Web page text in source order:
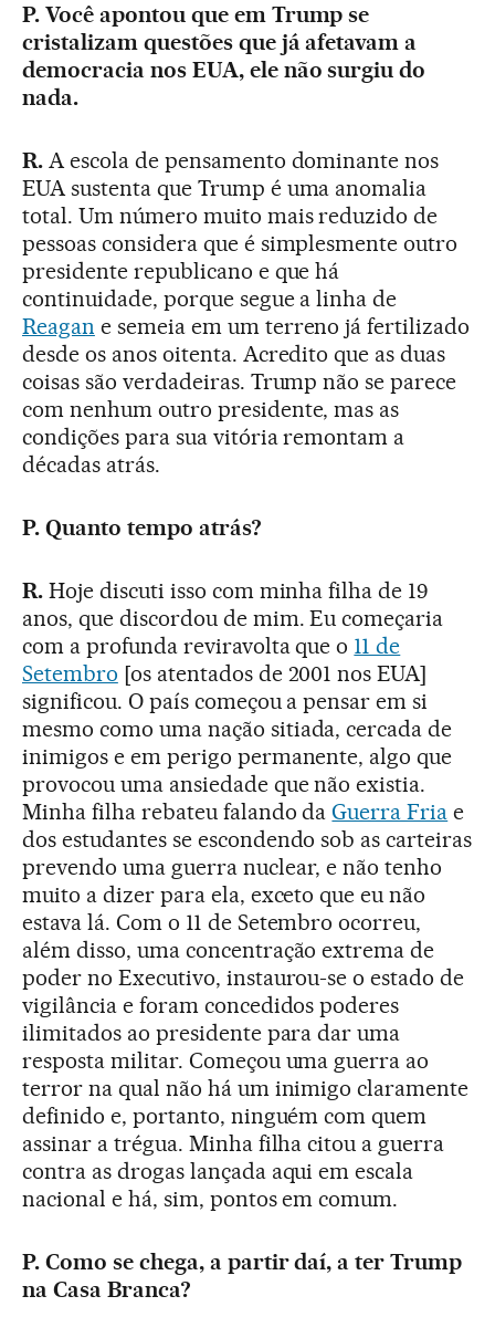
P. Você apontou que em Trump se
cristalizam questões que já afetavam a
democracia nos EUA, ele não surgiu do
nada.
R.A escola de pensamento dominante nos
EUA sustenta que Trump é uma anomalia
total. Um número muito mais reduzido de
pessoas considera que é simplesmente outro
presidente republicano e que há
continuidade, porque segue a linha de
Reagan e semeia em um terreno já fertilizado
desde os anos oitenta. Acredito que as duas
coisas são verdadeiras. Trump não se parece
com nenhum outro presidente, mas as
condições para sua vitória remontam a
décadas atrás.
P. Quanto tempo atrás?
R.Hoje discuti isso com minha filha de 19
anos, que discordou de mim. Eu começaria
com a profunda reviravolta que o 11 de
Setembro [os atentados de 2001 nos EUA]
significou. O país começou a pensar em si
mesmo como uma nação sitiada, cercada de
inimigos e em perigo permanente, algo que
provocou uma ansiedade que não existia.
Minha filha rebateu falando daGuerra Fria e
dos estudantes se escondendo sob as carteiras
prevendo uma guerra nuclear, e não tenho
muito a dizer para ela, exceto que eu não
estava lá. Com o 11 de Setembro ocorreu,
além disso, uma concentração extrema de
poder no Executivo, instaurou-se o estado de
vigilância e foram concedidos poderes
ilimitados ao presidente para dar uma
resposta militar. Começou uma guerra ao
terror na qual não há um inimigo claramente
definido e, portanto, ninguém com quem
assinar a trégua. Minha filha citou a guerra
contra as drogas lançada aqui em escala
nacional e há, sim, pontos em comum.
P. Como se chega, a partir daí, a ter Trump
na Casa Branca?